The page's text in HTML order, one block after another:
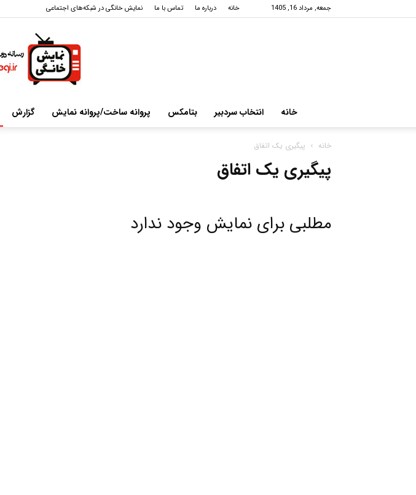
جمعه, مرداد 16, 1405 خانه درباره ما تماس با ما نمایش خانگی در شبکه‌های اجتماعی
خانه انتخاب سردبیر بتامکس پروانه ساخت/پروانه نمایش گزارش
خانه پیگیری یک اتفاق
پیگیری یک اتفاق
مطلبی برای نمایش وجود ندارد